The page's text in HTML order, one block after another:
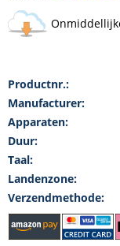
Productnr.:
Manufacturer:
Apparaten:
Duur:
Taal:
Landenzone:
Verzendmethode: